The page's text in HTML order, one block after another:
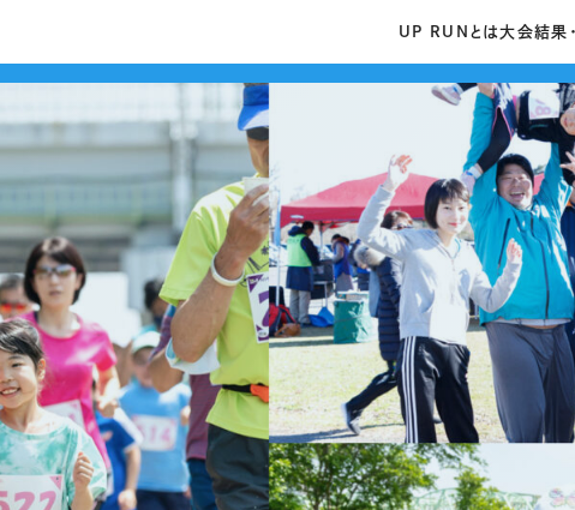
UP RUNとは大会結果